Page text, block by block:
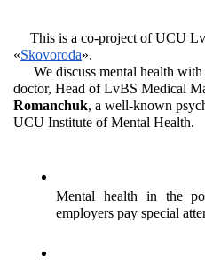
This is a co-project of UCU
«Skovorodа».
We discuss mental health with
doctor, Head of LvBS Medical
Romanchuk, a well-known
UCU Institute of Mental Health.
Mental health in the
employers pay special